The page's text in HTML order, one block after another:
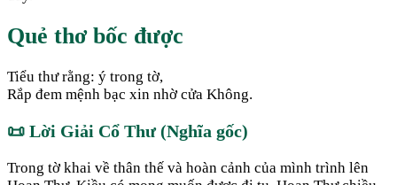
Quẻ thơ bốc được
Tiểu thư rằng: ý trong tờ,
Rắp đem mệnh bạc xin nhờ cửa Không.
📜 Lời Giải Cổ Thư (Nghĩa gốc)
Trong tờ khai về thân thế và hoàn cảnh của mình trình lên